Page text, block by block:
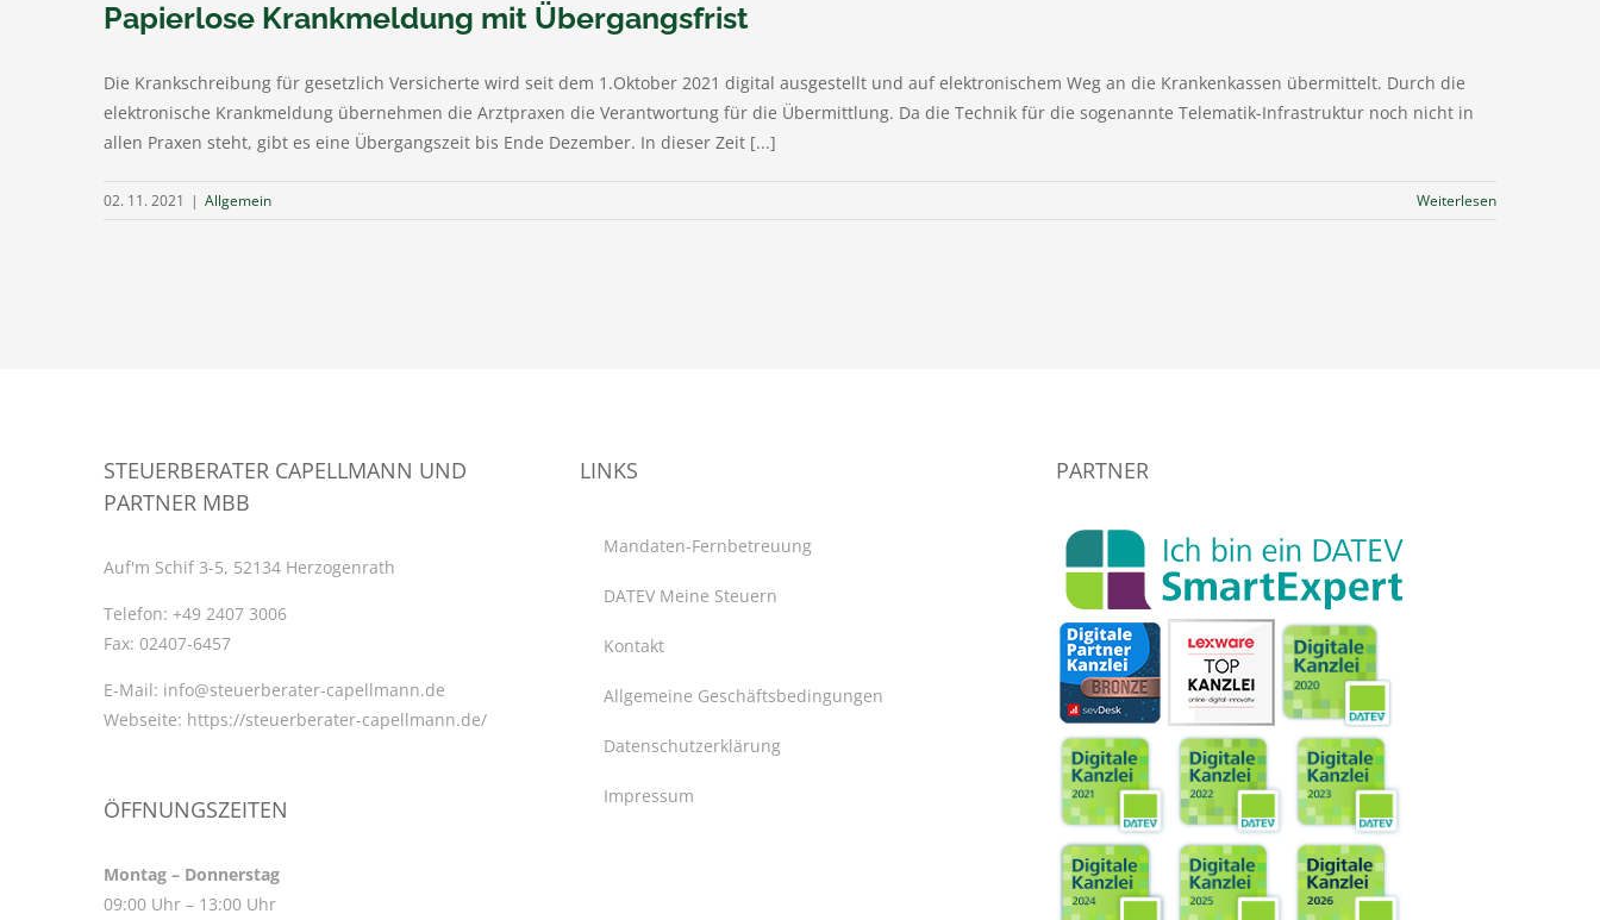
Papierlose Krankmeldung mit Übergangsfrist
Die Krankschreibung für gesetzlich Versicherte wird seit dem 1.Oktober 2021 digital ausgestellt und auf elektronischem Weg an die Krankenkassen übermittelt. Durch die
elektronische Krankmeldung übernehmen die Arztpraxen die Verantwortung für die Übermittlung. Da die Technik für die sogenannte Telematik-Infrastruktur noch nicht in
allen Praxen steht, gibt es eine Übergangszeit bis Ende Dezember. In dieser Zeit [...]
02. 11. 2021 | Allgemein Weiterlesen
STEUERBERATER CAPELLMANN UND
PARTNER MBB
Auf'm Schif 3-5, 52134 Herzogenrath
Telefon: +49 2407 3006
Fax: 02407-6457
E-Mail: info@steuerberater-capellmann.de
Webseite: https://steuerberater-capellmann.de/
ÖFFNUNGSZEITEN
Montag – Donnerstag
09:00 Uhr – 13:00 Uhr
LINKS
Mandaten-Fernbetreuung
DATEV Meine Steuern
Kontakt
Allgemeine Geschäftsbedingungen
Datenschutzerklärung
Impressum
PARTNER